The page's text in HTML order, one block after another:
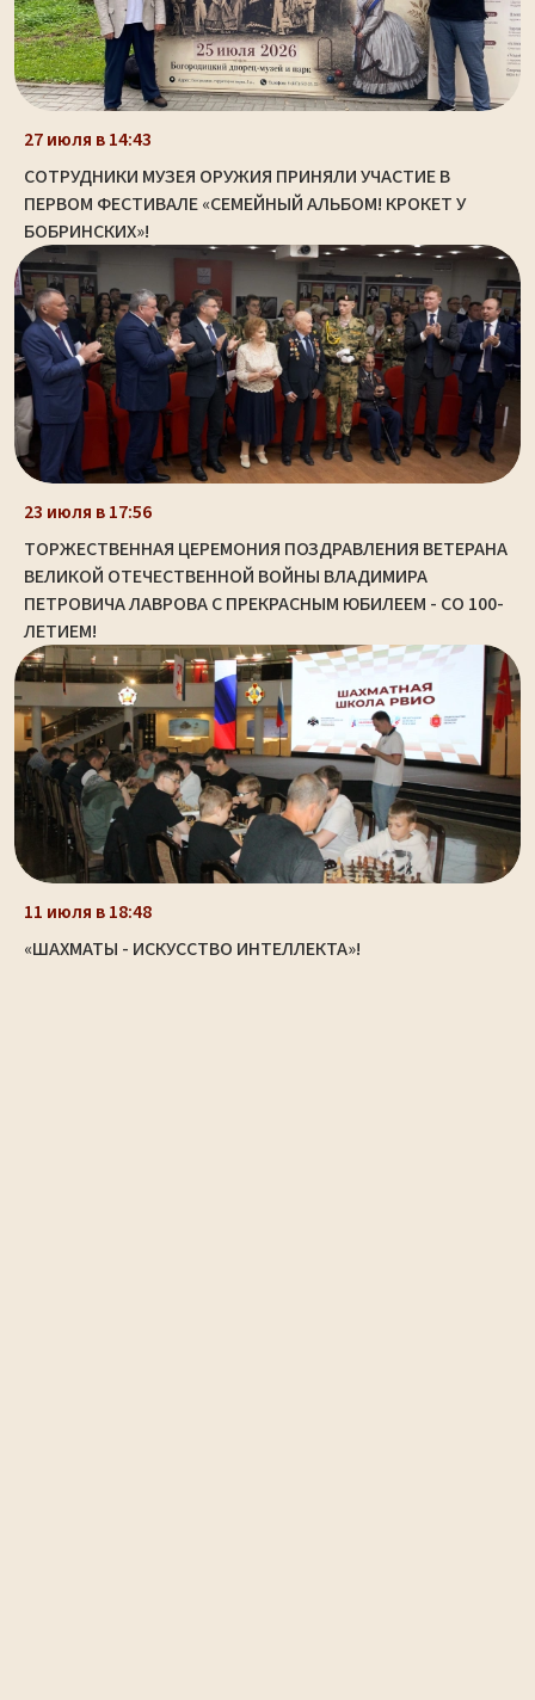
27 июля в 14:43
СОТРУДНИКИ МУЗЕЯ ОРУЖИЯ ПРИНЯЛИ УЧАСТИЕ В
ПЕРВОМ ФЕСТИВАЛЕ «СЕМЕЙНЫЙ АЛЬБОМ! КРОКЕТ У
БОБРИНСКИХ»!
23 июля в 17:56
ТОРЖЕСТВЕННАЯ ЦЕРЕМОНИЯ ПОЗДРАВЛЕНИЯ ВЕТЕРАНА
ВЕЛИКОЙ ОТЕЧЕСТВЕННОЙ ВОЙНЫ ВЛАДИМИРА
ПЕТРОВИЧА ЛАВРОВА С ПРЕКРАСНЫМ ЮБИЛЕЕМ - СО 100-
ЛЕТИЕМ!
11 июля в 18:48
«ШАХМАТЫ - ИСКУССТВО ИНТЕЛЛЕКТА»!